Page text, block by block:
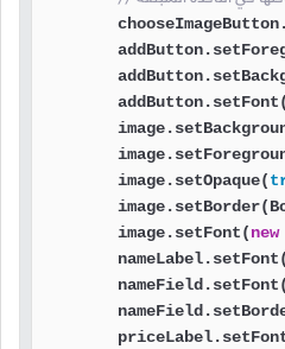
        addButton.setFont(
        image.setOpaque(
        image.setFont(
new
        nameLabel.setFont(
        nameField.setFont(